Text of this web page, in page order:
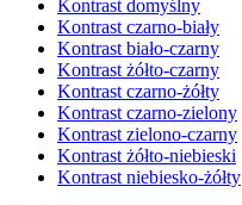
Kontrast domyślny
Kontrast czarno-biały
Kontrast biało-czarny
Kontrast żółto-czarny
Kontrast czarno-żółty
Kontrast czarno-zielony
Kontrast zielono-czarny
Kontrast żółto-niebieski
Kontrast niebiesko-żółty